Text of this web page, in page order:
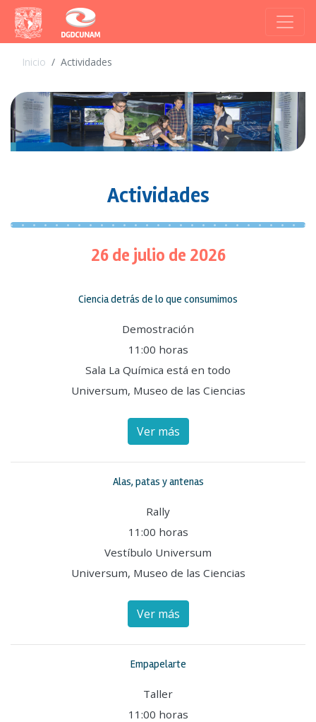
Inicio Actividades
Actividades
26 de julio de 2026
Ciencia detrás de lo que consumimos
Demostración
11:00 horas
Sala La Química está en todo
Universum, Museo de las Ciencias
Ver más
Alas, patas y antenas
Rally
11:00 horas
Vestíbulo Universum
Universum, Museo de las Ciencias
Ver más
Empapelarte
Taller
11:00 horas